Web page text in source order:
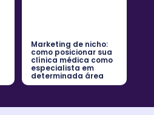
Marketing de nicho:
como posicionar sua
clínica médica como
especialista em
determinada área